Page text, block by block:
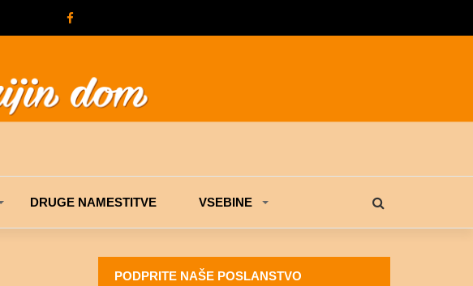
DRUGE NAMESTITVE VSEBINE
PODPRITE NAŠE POSLANSTVO